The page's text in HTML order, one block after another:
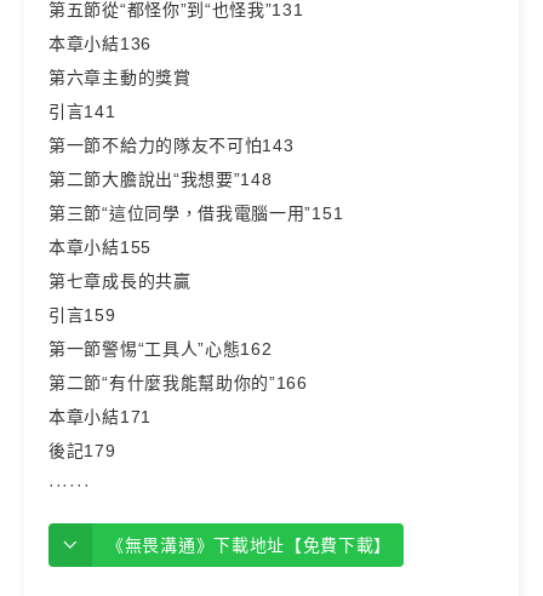
第五節從“都怪你”到“也怪我”131
本章小結136
第六章主動的獎賞
引言141
第一節不給力的隊友不可怕143
第二節大膽說出“我想要”148
第三節“這位同學，借我電腦一用”151
本章小結155
第七章成長的共贏
引言159
第一節警惕“工具人”心態162
第二節“有什麼我能幫助你的”166
本章小結171
後記179
······
《無畏溝通》下載地址【免費下載】